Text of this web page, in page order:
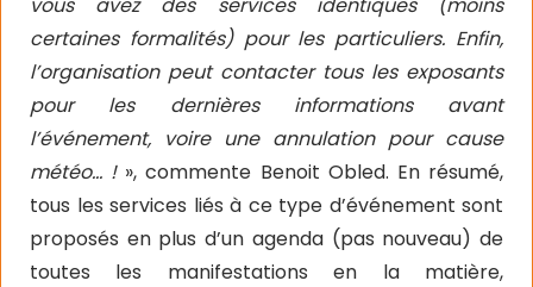
certaines formalités) pour les particuliers. Enfin,
l’organisation peut contacter tous les exposants
pour les dernières informations avant
l’événement, voire une annulation pour cause
météo… ! », commente Benoit Obled. En résumé,
tous les services liés à ce type d’événement sont
proposés en plus d’un agenda (pas nouveau) de
toutes les manifestations en la matière,